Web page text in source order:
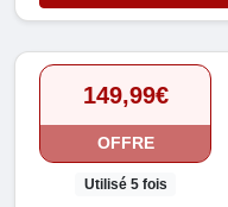
149,99€
OFFRE
Utilisé 5 fois